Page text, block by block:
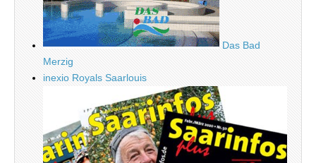
Das Bad
Merzig
inexio Royals Saarlouis